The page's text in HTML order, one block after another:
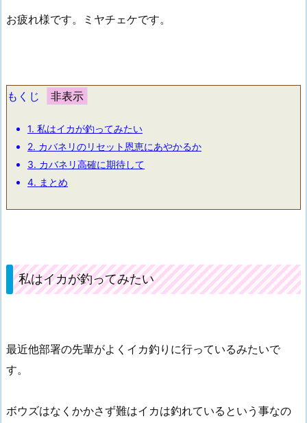
お疲れ様です。ミヤチェケです。
もくじ
1. 私はイカが釣ってみたい
2. カバネリのリセット恩恵にあやかるか
3. カバネリ高確に期待して
4. まとめ
私はイカが釣ってみたい
最近他部署の先輩がよくイカ釣りに行っているみたいで
す。
ボウズはなくかかさず難はイカは釣れているという事なの